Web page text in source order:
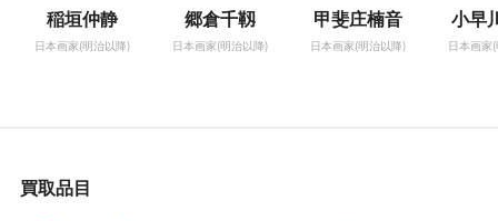
稲垣仲静
日本画家(明治以降)
郷倉千靱
日本画家(明治以降)
甲斐庄楠音
日本画家(明治以降)
小早
日本画家
買取品目